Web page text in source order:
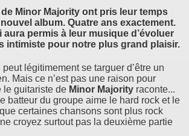
Minor Majority ont pris leur temps
album. Quatre ans exactement.
aura permis à leur musique d’évoluer
intimiste pour notre plus grand plaisir.
peut légitimement se targuer d’être un
Mais ce n’est pas une raison pour
le guitariste de Minor Majority raconte...
batteur du groupe aime le hard rock et le
certaines chansons sont plus rock
croyez surtout pas la deuxième partie